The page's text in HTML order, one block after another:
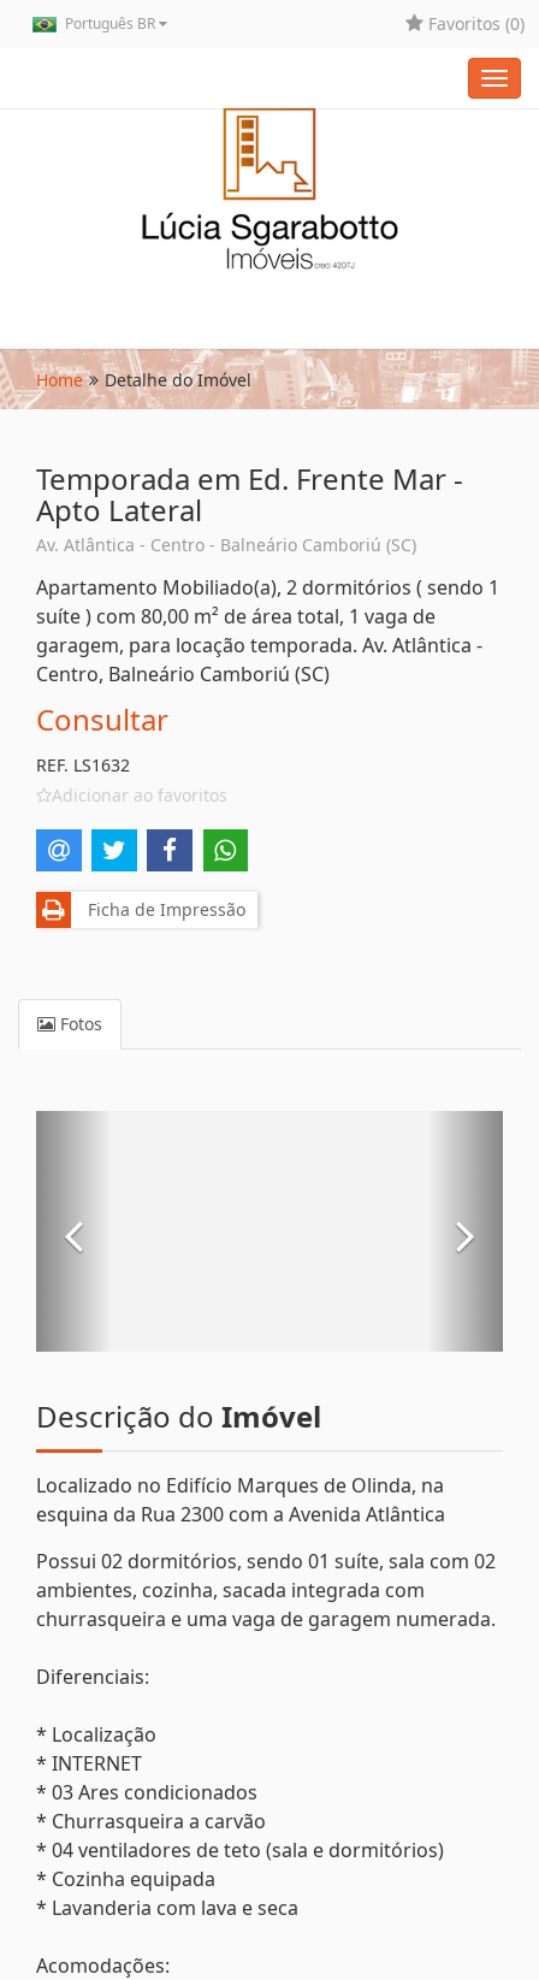
Português BR Favoritos (0)
Home Detalhe do Imóvel
Temporada em Ed. Frente Mar -
Apto Lateral
Av. Atlântica - Centro - Balneário Camboriú (SC)
Apartamento Mobiliado(a), 2 dormitórios ( sendo 1
suíte ) com 80,00 m² de área total, 1 vaga de
garagem, para locação temporada. Av. Atlântica -
Centro, Balneário Camboriú (SC)
Consultar
REF. LS1632
Adicionar ao favoritos
Ficha de Impressão
Fotos
Descrição do Imóvel
Localizado no Edifício Marques de Olinda, na
esquina da Rua 2300 com a Avenida Atlântica
Possui 02 dormitórios, sendo 01 suíte, sala com 02
ambientes, cozinha, sacada integrada com
churrasqueira e uma vaga de garagem numerada.
Diferenciais:
* Localização
* INTERNET
* 03 Ares condicionados
* Churrasqueira a carvão
* 04 ventiladores de teto (sala e dormitórios)
* Cozinha equipada
* Lavanderia com lava e seca
Acomodações: